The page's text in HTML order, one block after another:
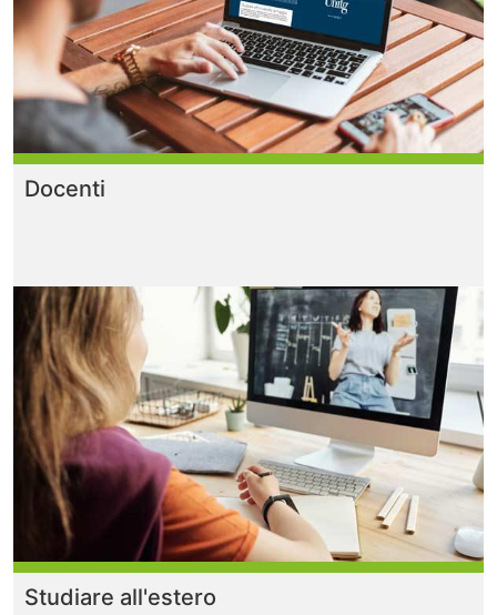
Docenti
Studiare all'estero